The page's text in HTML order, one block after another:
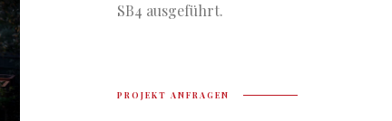
SB4 ausgeführt.
PROJEKT ANFRAGEN